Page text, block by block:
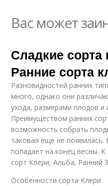
Вас может
Сладкие сорта
Ранние сорта
Разновидностей ранних
много, однако они
ухода, размерами плодов и
Преимуществом ранних
возможность собрать
таковая еще не
попадает на конец весны.
сорт Клери, Альба, Ранний
Особенности сорта Клери